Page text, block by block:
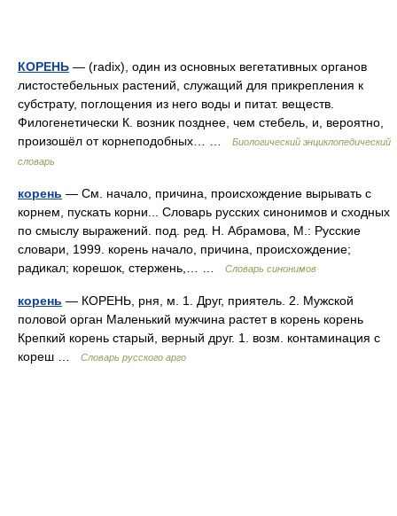
КОРЕНЬ — (radix), один из основных вегетативных органов
листостебельных растений, служащий для прикрепления к
субстрату, поглощения из него воды и питат. веществ.
Филогенетически К. возник позднее, чем стебель, и, вероятно,
произошёл от корнеподобных… …
Биологический энциклопедический
словарь
корень — См. начало, причина, происхождение вырывать с
корнем, пускать корни... Словарь русских синонимов и сходных
по смыслу выражений. под. ред. Н. Абрамова, М.: Русские
словари, 1999. корень начало, причина, происхождение;
радикал; корешок, стержень,… …
Словарь синонимов
корень — КОРЕНЬ, рня, м. 1. Друг, приятель. 2. Мужской
половой орган Маленький мужчина растет в корень корень
Крепкий корень старый, верный друг. 1. возм. контаминация с
кореш …
Словарь русского арго